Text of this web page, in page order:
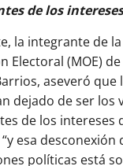
de los
la integrante de
Electoral (MOE)
aseveró que
dejado de ser los
de los intereses
esa desconexión
políticas está